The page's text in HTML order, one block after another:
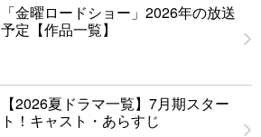
「金曜ロードショー」2026年の放送
予定【作品一覧】
【2026夏ドラマ一覧】7月期スター
ト！キャスト・あらすじ